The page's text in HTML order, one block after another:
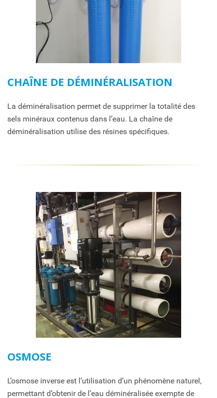
CHAÎNE DE DÉMINÉRALISATION
La déminéralisation permet de supprimer la totalité des
sels minéraux contenus dans l’eau. La chaîne de
déminéralisation utilise des résines spécifiques.
OSMOSE
L’osmose inverse est l’utilisation d’un phénomène naturel,
permettant d’obtenir de l’eau déminéralisée exempte de